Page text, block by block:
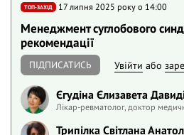
ТОП-ЗАХІД 17 липня 2025 року o 14:00
Менеджмент суглобового
рекомендації
ПІДПИСАТИСЬ Увійти або
Єгудіна Єлизавета
Лікар-ревматолог, доктор
Трипілка Світлана